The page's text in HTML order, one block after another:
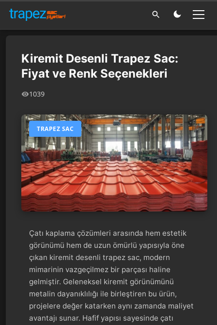
Kiremit Desenli Trapez Sac:
Fiyat ve Renk Seçenekleri
1039
TRAPEZ SAC
Çatı kaplama çözümleri arasında hem estetik
görünümü hem de uzun ömürlü yapısıyla öne
çıkan kiremit desenli trapez sac, modern
mimarinin vazgeçilmez bir parçası haline
gelmiştir. Geleneksel kiremit görünümünü
metalin dayanıklılığı ile birleştiren bu ürün,
projelere değer katarken aynı zamanda maliyet
avantajı sunar. Hafif yapısı sayesinde çatı